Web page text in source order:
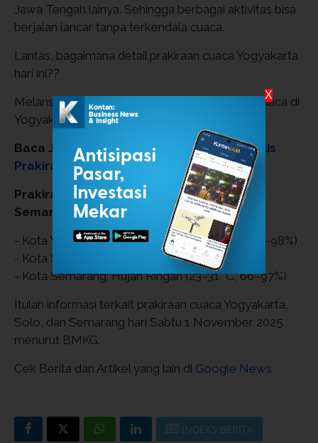
Jawa Tengah lainya. Sehingga berbagai aktivitas bisa
berjalan lancar tanpa terkendala cuaca.
Lantas, bagaimana detail prakiraan cuaca Yogyakarta
hari ini??
Melansir dari laman BMKG, berikut prakiraan cuaca di
Yogyakarta, Solo, dan Semarang:
Baca Juga: Update Cuaca Jabar: BMKG Rilis
Prakiraan Hujan & Berawan 1-9 November
Prakiraan Cuaca Yogyakarta, Solo, dan
Semarang 1 November 2025
- Kota Yogyakarta: Hujan Sedang (23–33 °C, 62–98%)
- Kota Solo: Hujan Ringan (22–32 °C, 64–96%)
- Kota Semarang: Hujan Ringan (23–31 °C, 66–97%)
Itulah informasi terkait prakiraan cuaca Yogyakarta,
Solo, dan Semarang hari Sabtu 1 November 2025
menurut BMKG.
Cek Berita dan Artikel yang lain di Google News
INDEKS BERITA
X